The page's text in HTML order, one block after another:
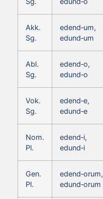
Akk.
Sg.
edend‑um,
edund‑um
Abl.
Sg.
edend‑o,
edund‑o
Vok.
Sg.
edend‑e,
edund‑e
Nom.
Pl.
edend‑i,
edund‑i
Gen.
Pl.
edend‑orum,
edund‑orum